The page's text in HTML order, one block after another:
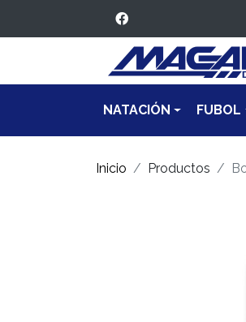
NATACIÓN FUBOL
Inicio Productos